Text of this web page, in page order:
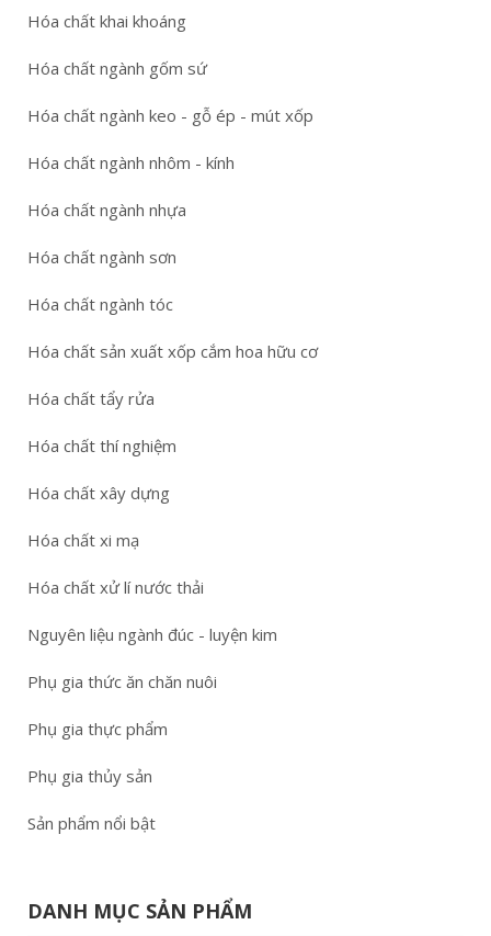
Hóa chất khai khoáng
Hóa chất ngành gốm sứ
Hóa chất ngành keo - gỗ ép - mút xốp
Hóa chất ngành nhôm - kính
Hóa chất ngành nhựa
Hóa chất ngành sơn
Hóa chất ngành tóc
Hóa chất sản xuất xốp cắm hoa hữu cơ
Hóa chất tẩy rửa
Hóa chất thí nghiệm
Hóa chất xây dựng
Hóa chất xi mạ
Hóa chất xử lí nước thải
Nguyên liệu ngành đúc - luyện kim
Phụ gia thức ăn chăn nuôi
Phụ gia thực phẩm
Phụ gia thủy sản
Sản phẩm nổi bật
DANH MỤC SẢN PHẨM